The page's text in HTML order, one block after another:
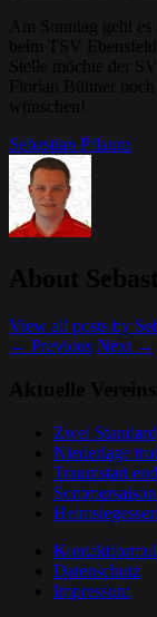
Am Sonntag geht
beim TSV
Stelle möchte der
Florian Bühner
wünschen!
Sebastian Pflaum
About
View all posts by
← Previous Next →
Aktuelle
Zwei
Niederlage
Traumstart
Datenschutz
Impressum